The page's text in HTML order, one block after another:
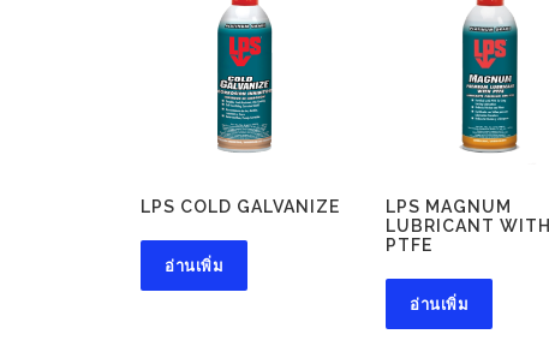
LPS COLD GALVANIZE
อ่านเพิ่ม
LPS MAGNUM
LUBRICANT WITH
PTFE
อ่านเพิ่ม